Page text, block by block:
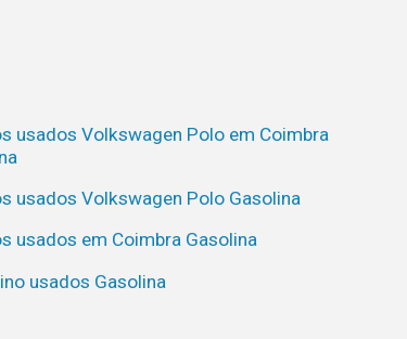
usados Volkswagen Polo em Coimbra
usados Volkswagen Polo Gasolina
usados em Coimbra Gasolina
usados Gasolina